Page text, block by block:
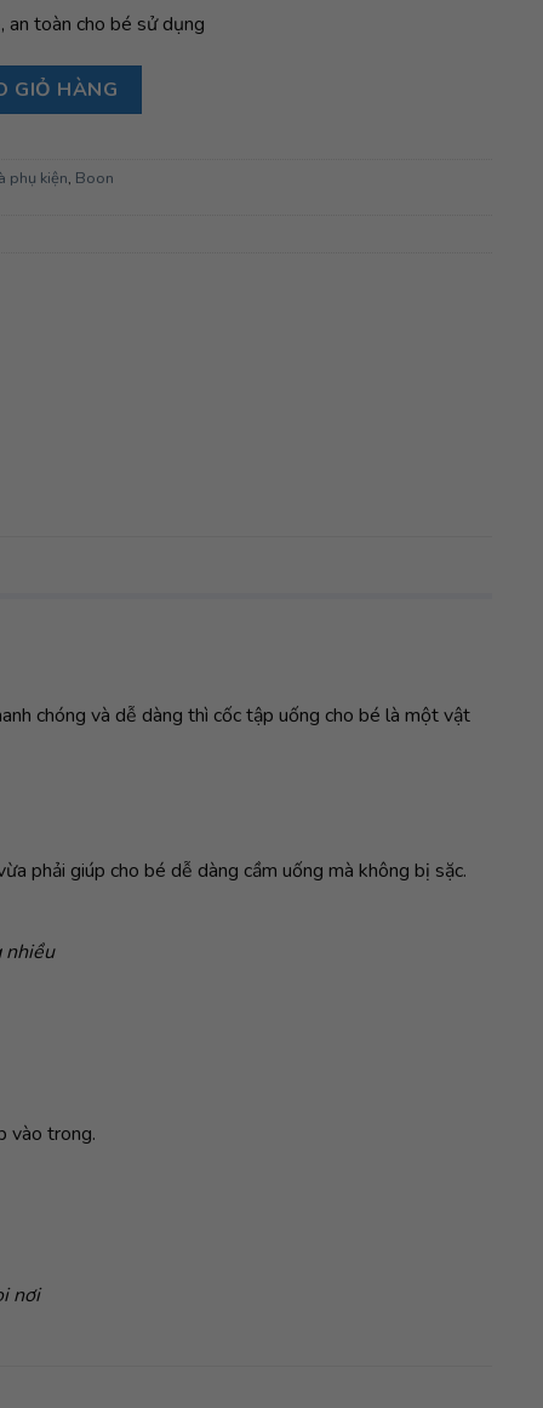
toàn cho bé sử dụng
SPOUT, màu Green số lượng
GIỎ HÀNG
phụ kiện, Boon
chóng và dễ dàng thì cốc tập uống cho bé là một vật
phải giúp cho bé dễ dàng cầm uống mà không bị sặc.
nhiều
vào trong.
nơi